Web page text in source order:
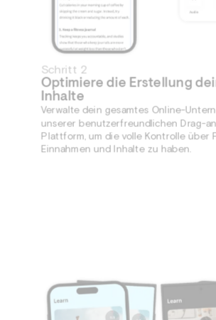
Schritt 2
Optimiere die Erstellung
Inhalte
Verwalte dein gesamtes Online-
unserer benutzerfreundlichen Drag-
Plattform, um die volle Kontrolle über
Einnahmen und Inhalte zu haben.